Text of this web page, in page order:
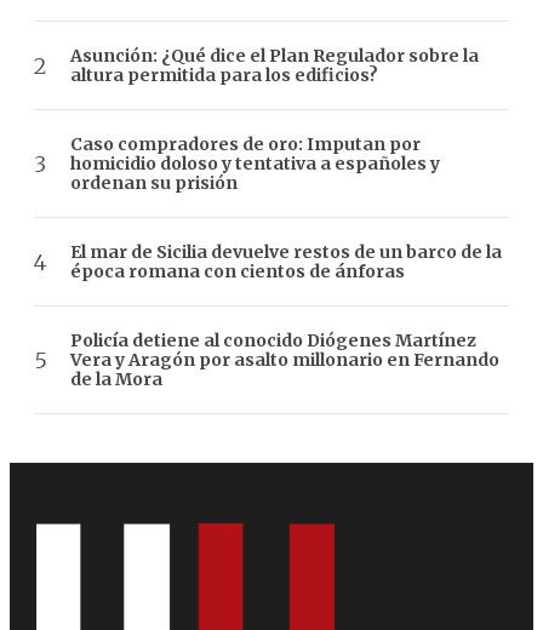
Asunción: ¿Qué dice el Plan Regulador sobre la
altura permitida para los edificios?
Caso compradores de oro: Imputan por
homicidio doloso y tentativa a españoles y
ordenan su prisión
El mar de Sicilia devuelve restos de un barco de la
época romana con cientos de ánforas
Policía detiene al conocido Diógenes Martínez
Vera y Aragón por asalto millonario en Fernando
de la Mora